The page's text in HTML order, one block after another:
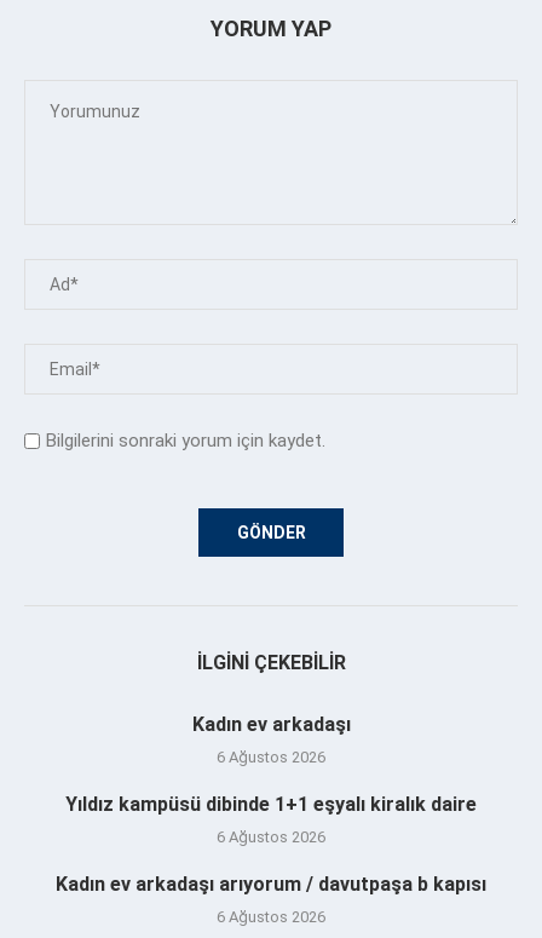
YORUM YAP
Bilgilerini sonraki yorum için kaydet.
İLGINI ÇEKEBILIR
Kadın ev arkadaşı
6 Ağustos 2026
Yıldız kampüsü dibinde 1+1 eşyalı kiralık daire
6 Ağustos 2026
Kadın ev arkadaşı arıyorum / davutpaşa b kapısı
6 Ağustos 2026